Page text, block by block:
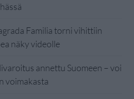
Familia torni vihittiin
näky videolle
annettu Suomeen – voi
voimakasta